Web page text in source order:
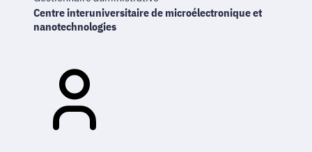
Centre interuniversitaire de microélectronique et
nanotechnologies